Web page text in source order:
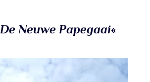
De Neuwe Papegaai«